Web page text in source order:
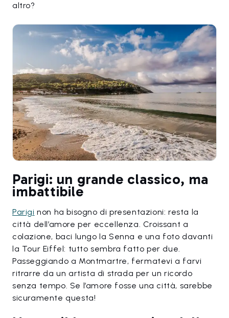
altro?
Parigi: un grande classico, ma
imbattibile
Parigi non ha bisogno di presentazioni: resta la
città dell’amore per eccellenza. Croissant a
colazione, baci lungo la Senna e una foto davanti
la Tour Eiffel: tutto sembra fatto per due.
Passeggiando a Montmartre, fermatevi a farvi
ritrarre da un artista di strada per un ricordo
senza tempo. Se l’amore fosse una città, sarebbe
sicuramente questa!